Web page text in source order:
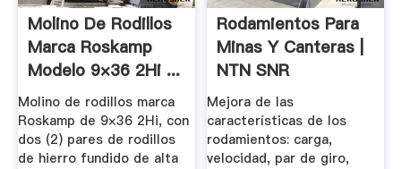
Molino De Rodillos
Marca Roskamp
Modelo 9×36 2Hi ...
Molino de rodillos marca
Roskamp de 9×36 2Hi, con
dos (2) pares de rodillos
de hierro fundido de alta
Rodamientos Para
Minas Y Canteras |
NTN SNR
Mejora de las
características de los
rodamientos: carga,
velocidad, par de giro,